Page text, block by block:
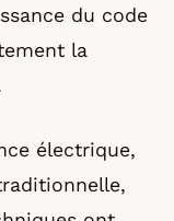
du code
la
électrique,